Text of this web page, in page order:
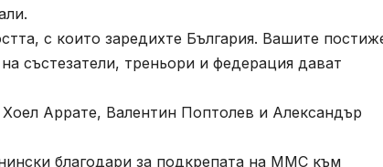
с които заредихте България. Вашите
състезатели, треньори и федерация дават
Аррате, Валентин Поптолев и Александър
благодари за подкрепата на ММС към